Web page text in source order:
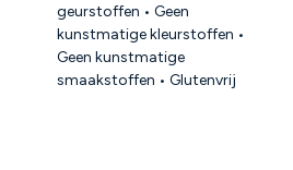
geurstoffen • Geen
kunstmatige kleurstoffen •
Geen kunstmatige
smaakstoffen • Glutenvrij